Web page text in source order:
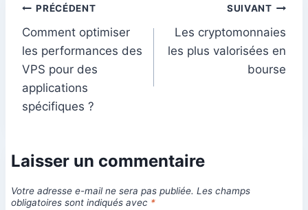
Navigation
de
l’article
PRÉCÉDENT
Comment optimiser
les performances des
VPS pour des
applications
spécifiques ?
SUIVANT
Les cryptomonnaies
les plus valorisées en
bourse
Laisser un commentaire
Votre adresse e-mail ne sera pas publiée. Les champs
obligatoires sont indiqués avec *